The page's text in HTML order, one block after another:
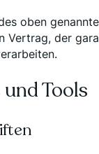
oben
Vertrag, der
Tools